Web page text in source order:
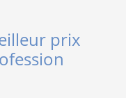
prix